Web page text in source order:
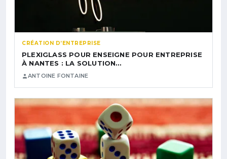
CRÉATION D’ENTREPRISE
PLEXIGLASS POUR ENSEIGNE POUR ENTREPRISE
À NANTES : LA SOLUTION…
ANTOINE FONTAINE